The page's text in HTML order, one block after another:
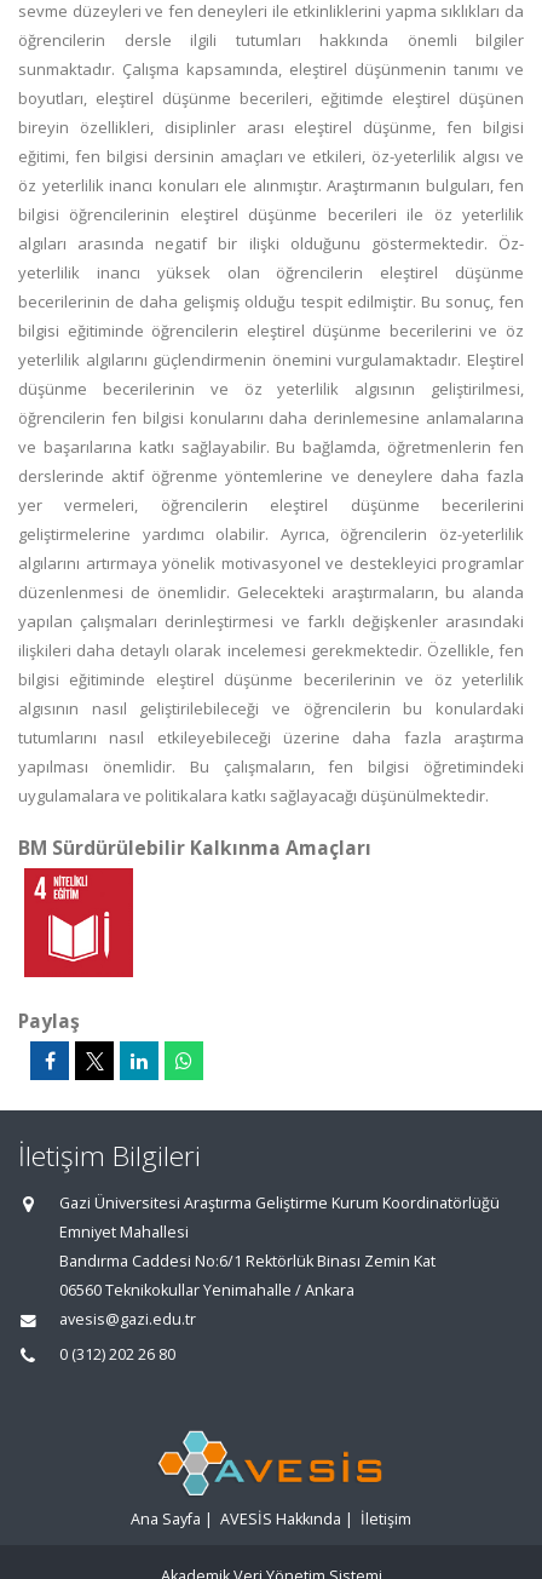
sevme düzeyleri ve fen deneyleri ile etkinliklerini yapma sıklıkları da
öğrencilerin dersle ilgili tutumları hakkında önemli bilgiler
sunmaktadır. Çalışma kapsamında, eleştirel düşünmenin tanımı ve
boyutları, eleştirel düşünme becerileri, eğitimde eleştirel düşünen
bireyin özellikleri, disiplinler arası eleştirel düşünme, fen bilgisi
eğitimi, fen bilgisi dersinin amaçları ve etkileri, öz-yeterlilik algısı ve
öz yeterlilik inancı konuları ele alınmıştır. Araştırmanın bulguları, fen
bilgisi öğrencilerinin eleştirel düşünme becerileri ile öz yeterlilik
algıları arasında negatif bir ilişki olduğunu göstermektedir. Öz-
yeterlilik inancı yüksek olan öğrencilerin eleştirel düşünme
becerilerinin de daha gelişmiş olduğu tespit edilmiştir. Bu sonuç, fen
bilgisi eğitiminde öğrencilerin eleştirel düşünme becerilerini ve öz
yeterlilik algılarını güçlendirmenin önemini vurgulamaktadır. Eleştirel
düşünme becerilerinin ve öz yeterlilik algısının geliştirilmesi,
öğrencilerin fen bilgisi konularını daha derinlemesine anlamalarına
ve başarılarına katkı sağlayabilir. Bu bağlamda, öğretmenlerin fen
derslerinde aktif öğrenme yöntemlerine ve deneylere daha fazla
yer vermeleri, öğrencilerin eleştirel düşünme becerilerini
geliştirmelerine yardımcı olabilir. Ayrıca, öğrencilerin öz-yeterlilik
algılarını artırmaya yönelik motivasyonel ve destekleyici programlar
düzenlenmesi de önemlidir. Gelecekteki araştırmaların, bu alanda
yapılan çalışmaları derinleştirmesi ve farklı değişkenler arasındaki
ilişkileri daha detaylı olarak incelemesi gerekmektedir. Özellikle, fen
bilgisi eğitiminde eleştirel düşünme becerilerinin ve öz yeterlilik
algısının nasıl geliştirilebileceği ve öğrencilerin bu konulardaki
tutumlarını nasıl etkileyebileceği üzerine daha fazla araştırma
yapılması önemlidir. Bu çalışmaların, fen bilgisi öğretimindeki
uygulamalara ve politikalara katkı sağlayacağı düşünülmektedir.
BM Sürdürülebilir Kalkınma Amaçları
Paylaş
İletişim Bilgileri
Gazi Üniversitesi Araştırma Geliştirme Kurum Koordinatörlüğü
Emniyet Mahallesi
Bandırma Caddesi No:6/1 Rektörlük Binası Zemin Kat
06560 Teknikokullar Yenimahalle / Ankara
avesis@gazi.edu.tr
0 (312) 202 26 80
Ana Sayfa | AVESİS Hakkında | İletişim